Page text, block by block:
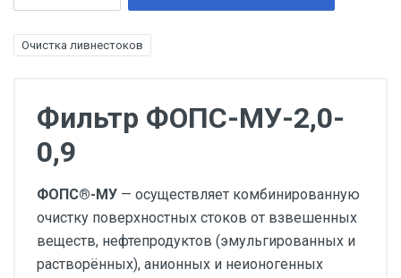
Очистка ливнестоков
Фильтр ФОПС-МУ-2,0-
0,9
ФОПС®-МУ — осуществляет комбинированную
очистку поверхностных стоков от взвешенных
веществ, нефтепродуктов (эмульгированных и
растворённых), анионных и неионогенных